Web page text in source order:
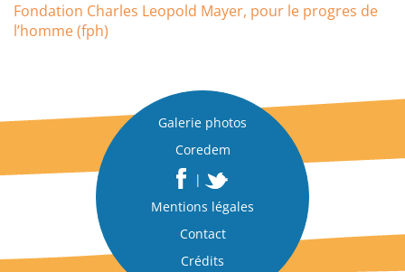
Fondation Charles Leopold Mayer, pour le progres de
l’homme (fph)
Galerie photos
Coredem
|
Mentions légales
Contact
Crédits